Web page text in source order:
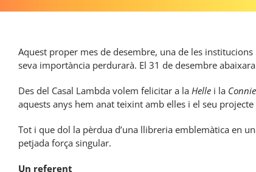
Aquest proper mes de desembre, una de les
seva importància perdurarà. El 31 de desembre
Des del Casal Lambda volem felicitar a la Helle i la Connie
aquests anys hem anat teixint amb elles i el seu
Tot i que dol la pèrdua d’una llibreria emblemàtica en
petjada força singular.
Un referent